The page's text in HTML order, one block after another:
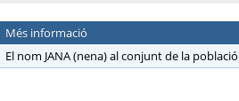
Més informació
El nom JANA (nena) al conjunt de la població